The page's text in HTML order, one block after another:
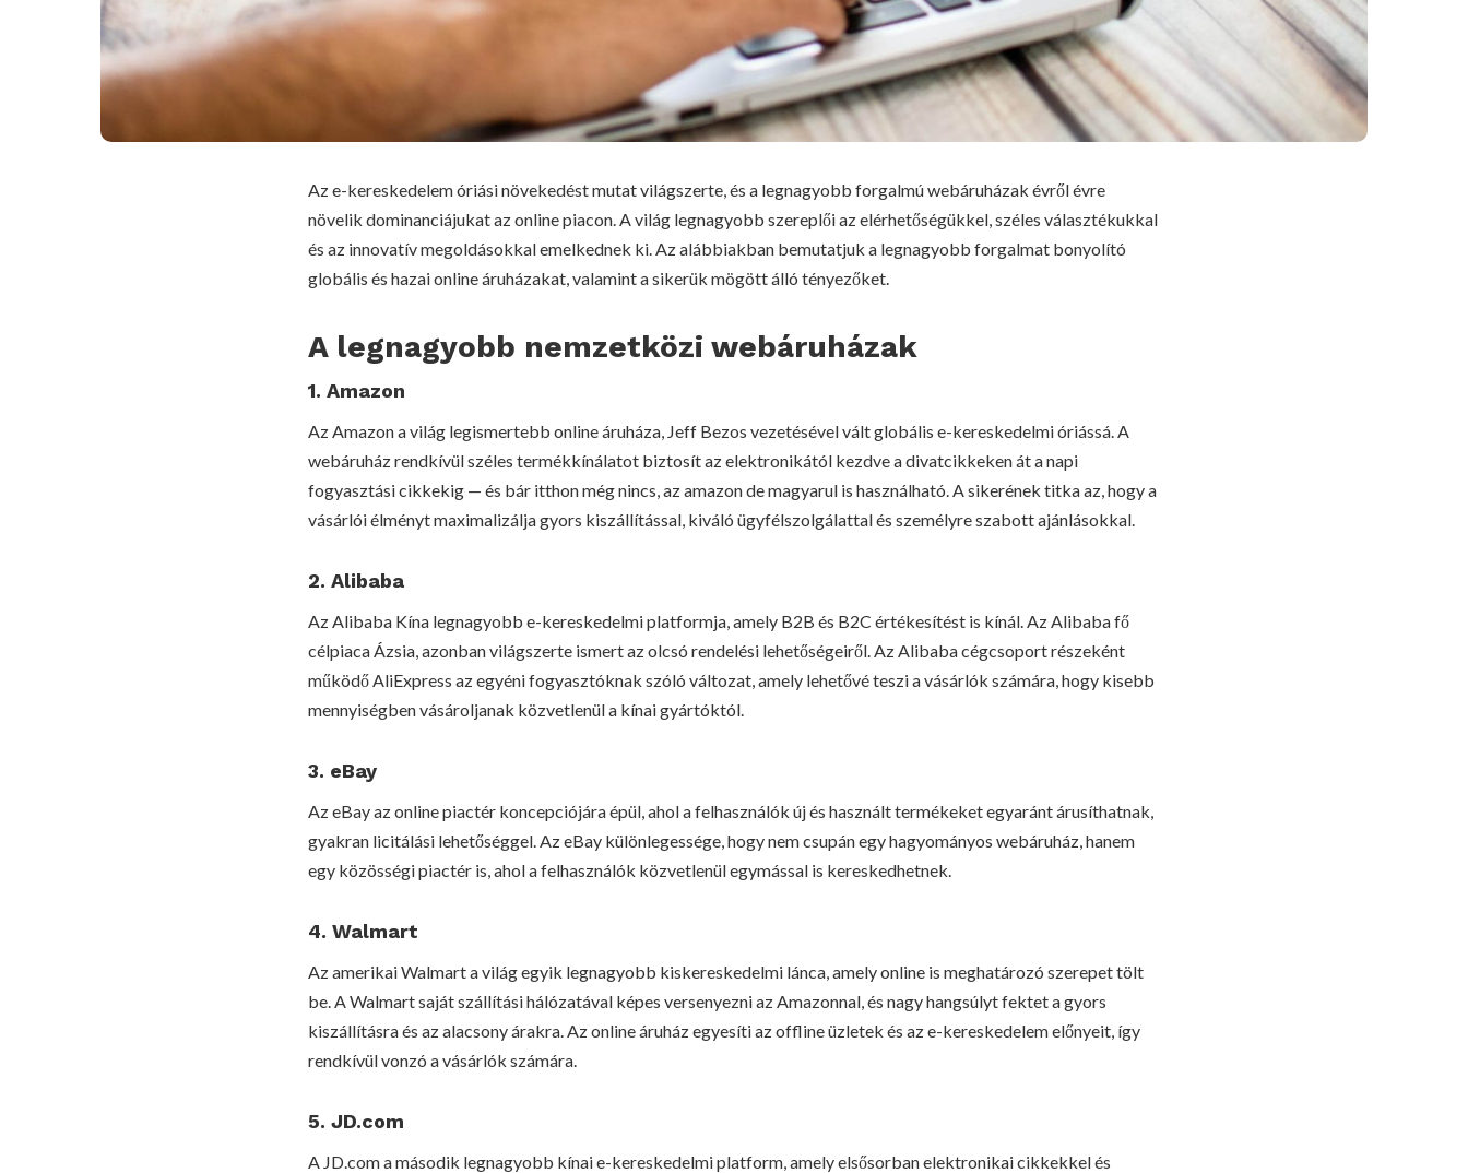
Az e-kereskedelem óriási növekedést mutat világszerte, és a legnagyobb forgalmú webáruházak évről évre
növelik dominanciájukat az online piacon. A világ legnagyobb szereplői az elérhetőségükkel, széles választékukkal
és az innovatív megoldásokkal emelkednek ki. Az alábbiakban bemutatjuk a legnagyobb forgalmat bonyolító
globális és hazai online áruházakat, valamint a sikerük mögött álló tényezőket.
A legnagyobb nemzetközi webáruházak
1. Amazon
Az Amazon a világ legismertebb online áruháza, Jeff Bezos vezetésével vált globális e-kereskedelmi óriássá. A
webáruház rendkívül széles termékkínálatot biztosít az elektronikától kezdve a divatcikkeken át a napi
fogyasztási cikkekig — és bár itthon még nincs, azamazon de magyarul is használható. A sikerének titka az, hogy a
vásárlói élményt maximalizálja gyors kiszállítással, kiváló ügyfélszolgálattal és személyre szabott ajánlásokkal.
2. Alibaba
Az Alibaba Kína legnagyobb e-kereskedelmi platformja, amely B2B és B2C értékesítést is kínál. Az Alibaba fő
célpiaca Ázsia, azonban világszerte ismert az olcsó rendelési lehetőségeiről. Az Alibaba cégcsoport részeként
működő AliExpress az egyéni fogyasztóknak szóló változat, amely lehetővé teszi a vásárlók számára, hogy kisebb
mennyiségben vásároljanak közvetlenül a kínai gyártóktól.
3. eBay
Az eBay az online piactér koncepciójára épül, ahol a felhasználók új és használt termékeket egyaránt árusíthatnak,
gyakran licitálási lehetőséggel. Az eBay különlegessége, hogy nem csupán egy hagyományos webáruház, hanem
egy közösségi piactér is, ahol a felhasználók közvetlenül egymással is kereskedhetnek.
4. Walmart
Az amerikai Walmart a világ egyik legnagyobb kiskereskedelmi lánca, amely online is meghatározó szerepet tölt
be. A Walmart saját szállítási hálózatával képes versenyezni az Amazonnal, és nagy hangsúlyt fektet a gyors
kiszállításra és az alacsony árakra. Az online áruház egyesíti az offline üzletek és az e-kereskedelem előnyeit, így
rendkívül vonzó a vásárlók számára.
5. JD.com
A JD.com a második legnagyobb kínai e-kereskedelmi platform, amely elsősorban elektronikai cikkekkel és